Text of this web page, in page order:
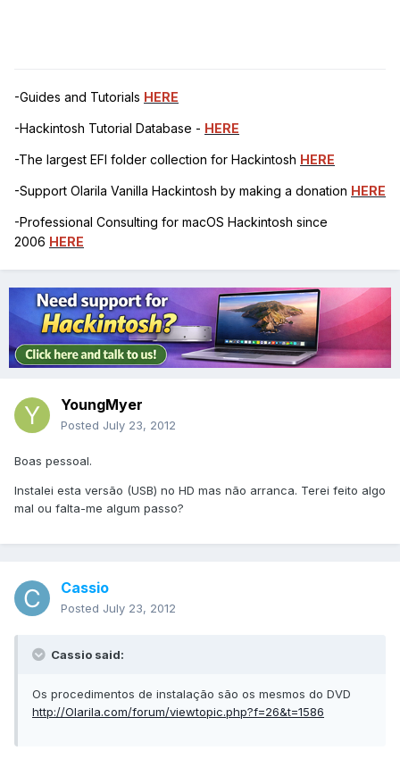
-Guides and Tutorials HERE
-Hackintosh Tutorial Database - HERE
-The largest EFI folder collection for Hackintosh HERE
-Support Olarila Vanilla Hackintosh by making a donation HERE
-Professional Consulting for macOS Hackintosh since
2006 HERE
YoungMyer
Posted July 23, 2012
Boas pessoal.
Instalei esta versão (USB) no HD mas não arranca. Terei feito algo
mal ou falta-me algum passo?
Cassio
Posted July 23, 2012
Cassio said:
Os procedimentos de instalação são os mesmos do DVD
http://Olarila.com/forum/viewtopic.php?f=26&t=1586